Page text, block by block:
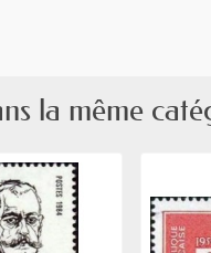
la même